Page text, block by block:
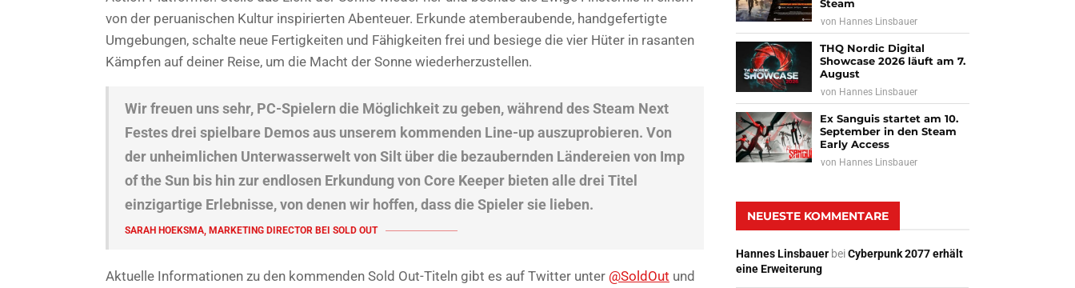
von der peruanischen Kultur inspirierten Abenteuer. Erkunde atemberaubende, handgefertigte
Umgebungen, schalte neue Fertigkeiten und Fähigkeiten frei und besiege die vier Hüter in rasanten
Kämpfen auf deiner Reise, um die Macht der Sonne wiederherzustellen.
Wir freuen uns sehr, PC-Spielern die Möglichkeit zu geben, während des Steam Next
Festes drei spielbare Demos aus unserem kommenden Line-up auszuprobieren. Von
der unheimlichen Unterwasserwelt von Silt über die bezaubernden Ländereien von Imp
of the Sun bis hin zur endlosen Erkundung von Core Keeper bieten alle drei Titel
einzigartige Erlebnisse, von denen wir hoffen, dass die Spieler sie lieben.
SARAH HOEKSMA, MARKETING DIRECTOR BEI SOLD OUT
Aktuelle Informationen zu den kommenden Sold Out-Titeln gibt es auf Twitter unter @SoldOut und
Steam
von Hannes Linsbauer
THQ Nordic Digital
Showcase 2026 läuft am 7.
August
von Hannes Linsbauer
Ex Sanguis startet am 10.
September in den Steam
Early Access
von Hannes Linsbauer
NEUESTE KOMMENTARE
Hannes Linsbauer beiCyberpunk 2077 erhält
eine Erweiterung